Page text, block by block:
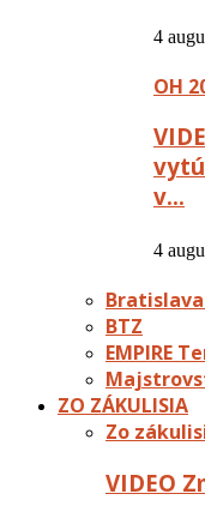
4
OH
v…
4
BTZ
EMPIRE
ZO ZÁKULISIA
Zo
VIDEO